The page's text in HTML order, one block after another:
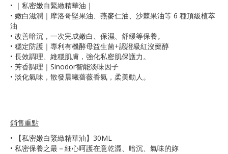
• ｜私密嫩白緊緻精華油｜
• 嫩白滋潤｜摩洛哥堅果油、燕麥仁油、沙棘果油等 6 種頂級植萃
油
• 改善暗沉，一次完成嫩白、保濕、舒緩等保養。
• 穩定防護｜專利有機酵母益生菌+認證級紅沒藥醇
• 長效調理、維穩肌膚，強化私密肌保護力。
• 芳香調理｜Sinodor智能淡味因子
• 淡化氣味，散發晨曦薔薇香氣，柔美動人。
銷售重點
•
【私密嫩白緊緻精華油】30ML
• 私密保養之最－細心呵護在意乾澀、暗沉、氣味的妳